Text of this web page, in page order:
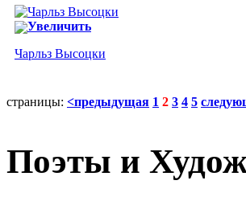
Увеличить
Чарльз Высоцки
страницы: <предыдущая 1 2 3 4 5
Поэты и